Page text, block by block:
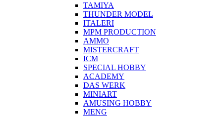
TAMIYA
THUNDER MODEL
ITALERI
MPM PRODUCTION
AMMO
MISTERCRAFT
ICM
SPECIAL HOBBY
ACADEMY
DAS WERK
MINIART
AMUSING HOBBY
MENG